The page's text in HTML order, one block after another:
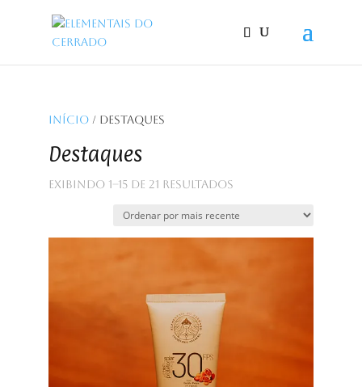
Início/ Destaques
Destaques
Exibindo 1–15 de 21 resultadosClassificado
mais